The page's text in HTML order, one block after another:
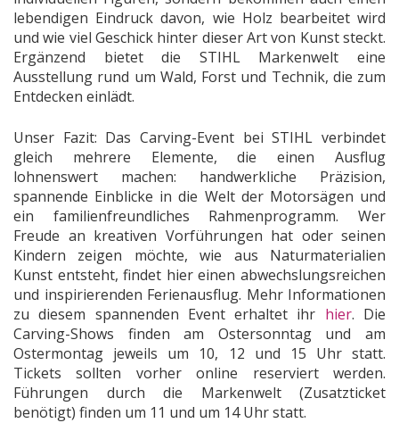
lebendigen Eindruck davon, wie Holz bearbeitet wird
und wie viel Geschick hinter dieser Art von Kunst steckt.
Ergänzend bietet die STIHL Markenwelt eine
Ausstellung rund um Wald, Forst und Technik, die zum
Entdecken einlädt.
Unser Fazit: Das Carving-Event bei STIHL verbindet
gleich mehrere Elemente, die einen Ausflug
lohnenswert machen: handwerkliche Präzision,
spannende Einblicke in die Welt der Motorsägen und
ein familienfreundliches Rahmenprogramm. Wer
Freude an kreativen Vorführungen hat oder seinen
Kindern zeigen möchte, wie aus Naturmaterialien
Kunst entsteht, findet hier einen abwechslungsreichen
und inspirierenden Ferienausflug. Mehr Informationen
zu diesem spannenden Event erhaltet ihr hier. Die
Carving-Shows finden am Ostersonntag und am
Ostermontag jeweils um 10, 12 und 15 Uhr statt.
Tickets sollten vorher online reserviert werden.
Führungen durch die Markenwelt (Zusatzticket
benötigt) finden um 11 und um 14 Uhr statt.